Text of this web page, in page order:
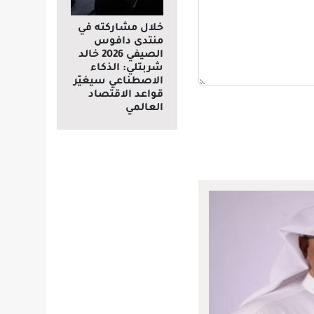
خلال مشاركته في
منتدى دافوس
الصيفي 2026 خالد
شربتلي: الذكاء
الاصطناعي سيغيّر
قواعد الاقتصاد
العالمي